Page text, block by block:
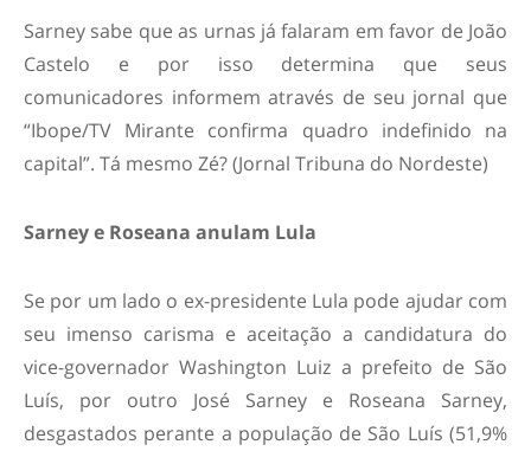
Sarney sabe que as urnas já falaram em favor de João
Castelo e por isso determina que seus
comunicadores informem através de seu jornal que
“Ibope/TV Mirante confirma quadro indefinido na
capital”. Tá mesmo Zé? (Jornal Tribuna do Nordeste)
Sarney e Roseana anulam Lula
Se por um lado o ex-presidente Lula pode ajudar com
seu imenso carisma e aceitação a candidatura do
vice-governador Washington Luiz a prefeito de São
Luís, por outro José Sarney e Roseana Sarney,
desgastados perante a população de São Luís (51,9%